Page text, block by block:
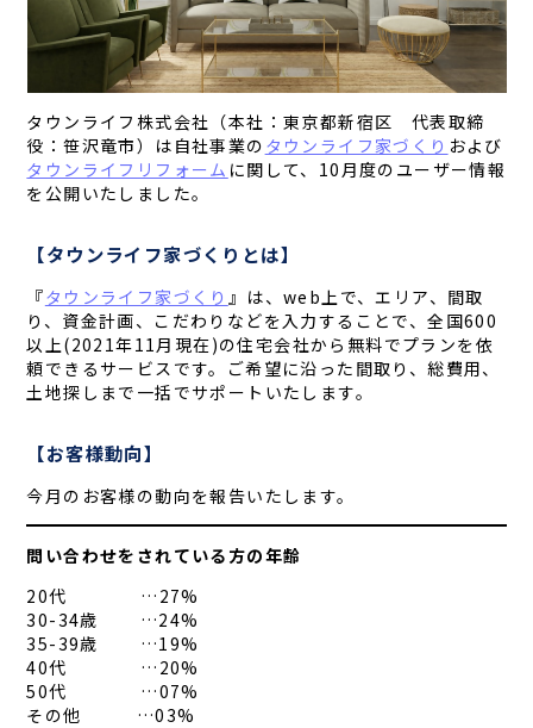
タウンライフ株式会社（本社：東京都新宿区 代表取締
役：笹沢竜市）は自社事業の タウンライフ家づくり および
タウンライフリフォーム に関して、10月度のユーザー情報
を公開いたしました。
【タウンライフ家づくりとは】
『タウンライフ家づくり 』は、web上で、エリア、間取
り、資金計画、こだわりなどを入力することで、全国600
以上(2021年11月現在)の住宅会社から無料でプランを依
頼できるサービスです。ご希望に沿った間取り、総費用、
土地探しまで一括でサポートいたします。
【お客様動向】
今月のお客様の動向を報告いたします。
問い合わせをされている方の年齢
20代 …27%
30-34歳 …24%
35-39歳 …19%
40代 …20%
50代 …07%
その他 …03%